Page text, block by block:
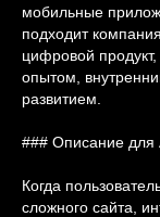
мобильные
подходит
цифровой
опытом,
развитием.
### Описание для
Когда
сложного сайта,